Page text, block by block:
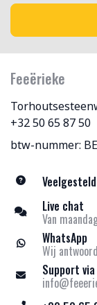
Feeërieke
+32 50 65 87 50
btw-nummer:
Live chat
Van
WhatsApp
Wij
Support